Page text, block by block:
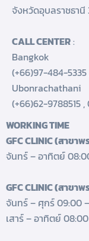
จังหวัดอุบลราชธา
CALL CENTER:
Bangkok
(+66)97-484-5335
Ubonrachathani
(+66)62-9788515,
WORKING TIME
GFC CLINIC (สาขาพ
จันทร์ – อาทิตย์
GFC CLINIC (สาขาพ
จันทร์ – ศุกร์ 09:00
เสาร์ – อาทิตย์